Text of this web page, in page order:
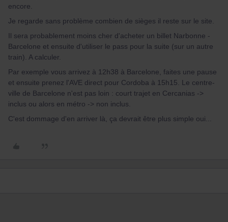
encore.
Je regarde sans problème combien de sièges il reste sur le site.
Il sera probablement moins cher d'acheter un billet Narbonne -
Barcelone et ensuite d'utiliser le pass pour la suite (sur un autre
train). A calculer.
Par exemple vous arrivez à 12h38 à Barcelone, faites une pause
et ensuite prenez l'AVE direct pour Cordoba à 15h15. Le centre-
ville de Barcelone n'est pas loin : court trajet en Cercanias ->
inclus ou alors en métro -> non inclus.
C'est dommage d'en arriver là, ça devrait être plus simple oui...